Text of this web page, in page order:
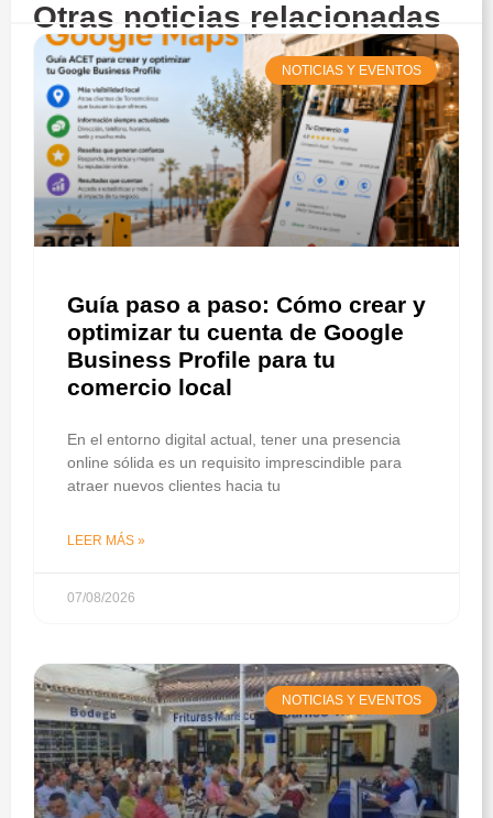
Otras noticias relacionadas
NOTICIAS Y EVENTOS
Guía paso a paso: Cómo crear y
optimizar tu cuenta de Google
Business Profile para tu
comercio local
En el entorno digital actual, tener una presencia
online sólida es un requisito imprescindible para
atraer nuevos clientes hacia tu
LEER MÁS »
07/08/2026
NOTICIAS Y EVENTOS